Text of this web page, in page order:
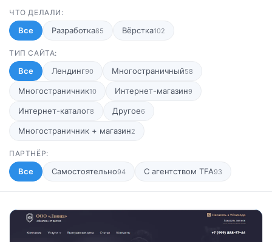
ЧТО ДЕЛАЛИ:
Все Разработка85 Вёрстка102
ТИП САЙТА:
Все Лендинг90 Многостраничный58
Многостраничник10 Интернет-магазин9
Интернет-каталог8 Другое6
Многостраничник + магазин2
ПАРТНЁР:
Все Самостоятельно94 С агентством TFA93